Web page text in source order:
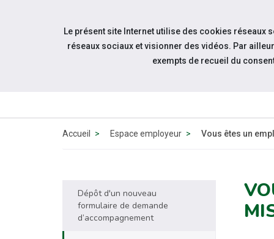
Aller au contenu
Accueil Espace employeur Vous êtes un
Dépôt d'un nouveau
formulaire de demande
d’accompagnement
Le présent site Internet utilise des cookies réseaux
réseaux sociaux et visionner des vidéos. Par
exempts de recueil du